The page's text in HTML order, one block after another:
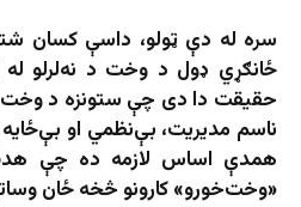
سره له دې ټولو، داسې کسان
ځانګړي ډول د وخت د نه‌لرلو
حقیقت دا دی چې ستونزه د وخت
ناسم مدیریت، بې‌نظمي او
همدې اساس لازمه ده چې
«وخت‌خورو» کارونو څخه ځان